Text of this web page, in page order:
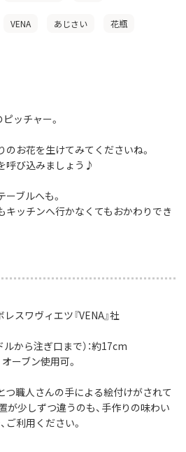
VENA あじさい 花瓶
ピッチャー。
のお花を生けてみてくださいね。
呼び込みましょう♪
ブルへも。
キッチンへ行かなくてもおかわりでき
スワヴィエツ『VENA』社
から注ぎ口まで）：約17cm
ーブン使用可。
つ職人さんの手による絵付けがされて
が少しずつ違うのも、手作りの味わい
ご利用ください。